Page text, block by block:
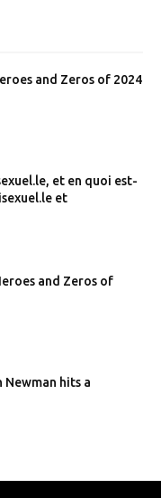
and Zeros of 2024
et en quoi est-
et
and Zeros of
hits a